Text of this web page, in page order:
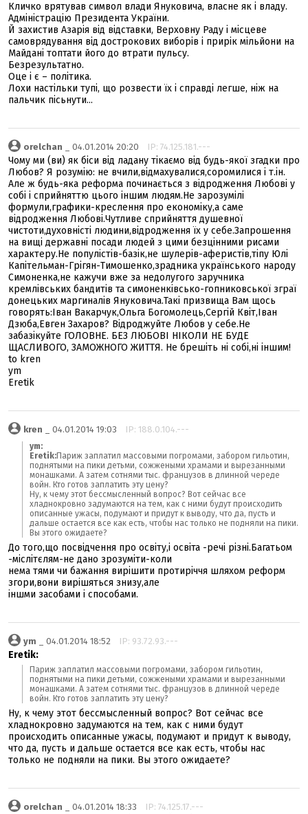
Кличко врятував символ влади Януковича, власне як і владу.
Адміністрацію Президента України.
Й захистив Азарія від відставки, Верховну Раду і місцеве
самоврядування від дострокових виборів і прирік мільйони на
Майдані топтати його до втрати пульсу.
Безрезультатно.
Оце і є – політика.
Лохи настільки тупі, що розвести їх і справді легше, ніж на
пальчик пісьнути...
orelchan _ 04.01.2014 20:20 IP: 74.125.181.---
Чому ми (ви) як біси від ладану тікаємо від будь-якої згадки про
Любов? Я розумію: не вчили,відмахувалися,соромилися і т.ін.
Але ж будь-яка реформа починається з відродження Любові у
собі і сприйняттю цього іншим людям.Не зарозумілі
формули,графики-креслення про економіку,а саме
відродження Любові.Чутливе сприйняття душевної
чистоти,духовністі людини,відродження їх у себе.Запрошення
на вищі державні посади людей з цими безцінними рисами
характеру.Не популістів-базік,не шулерів-аферистів,тіпу Юлі
Капітельман-Грігян-Тимошенко,зрадника українського народу
Симоненка,не кажучи вже за недолугого заручника
кремлівських бандитів та симоненківсько-гопниковської зграї
донецьких маргиналів Януковича.Такі призвища Вам щось
говорять:Іван Вакарчук,Ольга Богомолець,Сергій Квіт,Іван
Дзюба,Евген Захаров? Відроджуйте Любов у себе.Не
забазікуйте ГОЛОВНЕ. БЕЗ ЛЮБОВІ НІКОЛИ НЕ БУДЕ
ЩАСЛИВОГО, ЗАМОЖНОГО ЖИТТЯ. Не брешіть ні собі,ні іншим!
to kren
ym
Eretik
kren _ 04.01.2014 19:03 IP: 188.0.104.---
ym:
Eretik:Париж заплатил массовыми погромами, забором гильотин,
поднятыми на пики детьми, сожжеными храмами и вырезанными
монашками. А затем сотнями тыс. французов в длинной череде
войн. Кто готов заплатить эту цену?
Ну, к чему этот бессмысленный вопрос? Вот сейчас все
хладнокровно задумаются на тем, как с ними будут происходить
описанные ужасы, подумают и придут к выводу, что да, пусть и
дальше остается все как есть, чтобы нас только не подняли на пики.
Вы этого ожидаете?
До того,що посвідчення про освіту,і освіта -речі різні.Багатьом
-міслітєлям-не дано зрозуміти-коли
нема тями чи бажання вирішити протиріччя шляхом реформ
згори,вони вирішяться знизу,але
іншми засобами і способами.
ym _ 04.01.2014 18:52 IP: 93.72.93.---
Eretik:
Париж заплатил массовыми погромами, забором гильотин,
поднятыми на пики детьми, сожжеными храмами и вырезанными
монашками. А затем сотнями тыс. французов в длинной череде
войн. Кто готов заплатить эту цену?
Ну, к чему этот бессмысленный вопрос? Вот сейчас все
хладнокровно задумаются на тем, как с ними будут
происходить описанные ужасы, подумают и придут к выводу,
что да, пусть и дальше остается все как есть, чтобы нас
только не подняли на пики. Вы этого ожидаете?
orelchan _ 04.01.2014 18:33 IP: 74.125.17.---